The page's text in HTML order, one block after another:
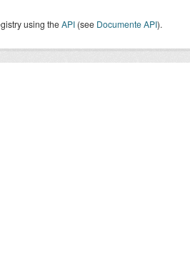
using theAPI (see Documente API).